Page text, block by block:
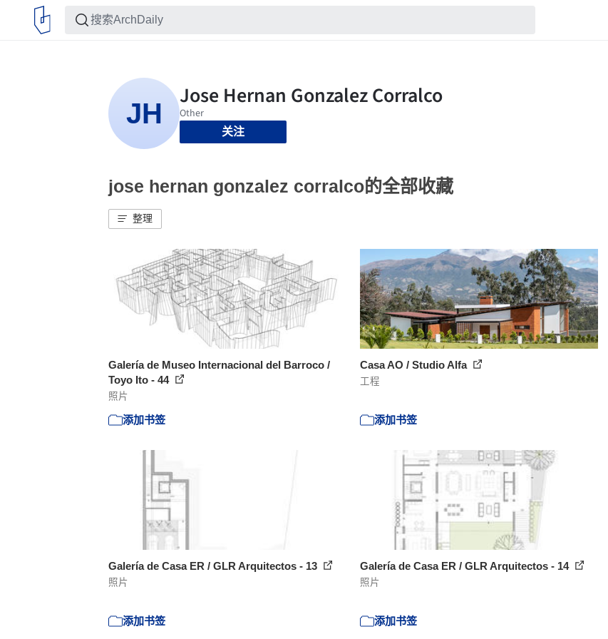
关注
jose hernan gonzalez corralco的全部收藏
整理
Galería de Museo Internacional del Barroco /
Toyo Ito - 44
照片
添加书签
Casa AO / Studio Alfa
工程
添加书签
Galería de Casa ER / GLR Arquitectos - 13
照片
添加书签
Galería de Casa ER / GLR Arquitectos - 14
照片
添加书签